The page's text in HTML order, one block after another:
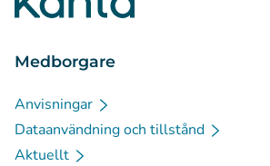
Medborgare
Anvisningar
Dataanvändning och tillstånd
Aktuellt